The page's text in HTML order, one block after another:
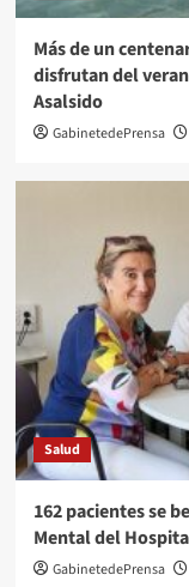
Más de un
disfrutan del
Asalsido
GabinetedePrensa
Salud
162 pacientes se
Mental del
GabinetedePrensa